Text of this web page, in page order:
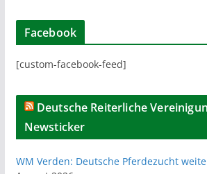
Facebook
[custom-facebook-feed]
Deutsche Reiterliche
Newsticker
WM Verden: Deutsche Pferdezucht